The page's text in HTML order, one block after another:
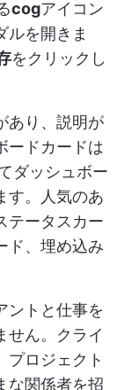
cogアイコン
ルを開きま
をクリックし
あり、説明が
ードカードは
ダッシュボー
す。人気のあ
テータスカー
ド、埋め込み
ントと仕事を
せん。クライ
プロジェクト
な関係者を招